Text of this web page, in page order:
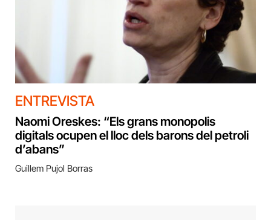
ENTREVISTA
Naomi Oreskes: “Els grans monopolis
digitals ocupen el lloc dels barons del petroli
d’abans”
Guillem Pujol Borras